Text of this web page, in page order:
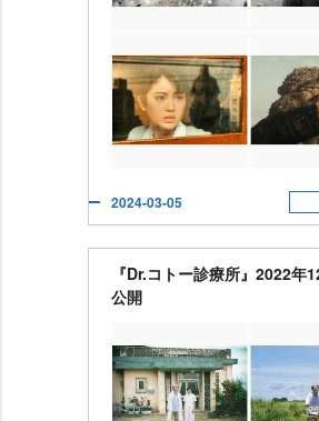
2024-03-05
『Dr.コトー診療所』2022年
公開